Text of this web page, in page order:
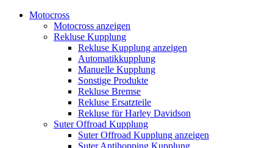
Motocross
Motocross anzeigen
Rekluse Kupplung
Rekluse Kupplung anzeigen
Automatikkupplung
Manuelle Kupplung
Sonstige Produkte
Rekluse Bremse
Rekluse Ersatzteile
Rekluse für Harley Davidson
Suter Offroad Kupplung
Suter Offroad Kupplung anzeigen
Suter Antihopping Kupplung